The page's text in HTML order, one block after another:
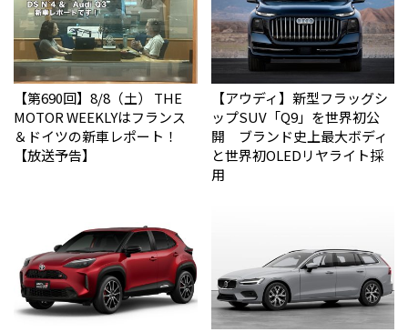
【第690回】8/8（土） THE
MOTOR WEEKLYはフランス
＆ドイツの新車レポート！
【放送予告】
【アウディ】新型フラッグシ
ップSUV「Q9」を世界初公
開 ブランド史上最大ボディ
と世界初OLEDリヤライト採
用